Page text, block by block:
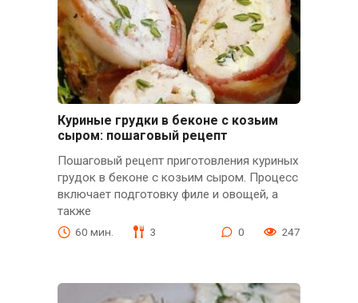
Куриные грудки в беконе с козьим
сыром: пошаговый рецепт
Пошаговый рецепт приготовления куриных
грудок в беконе с козьим сыром. Процесс
включает подготовку филе и овощей, а
также
60 мин. 3 0 247